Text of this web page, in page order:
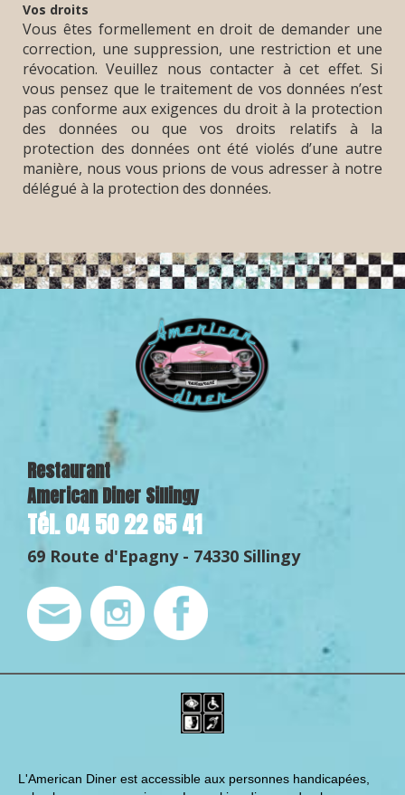
Vos droits
Vous êtes formellement en droit de demander une
correction, une suppression, une restriction et une
révocation. Veuillez nous contacter à cet effet. Si
vous pensez que le traitement de vos données n’est
pas conforme aux exigences du droit à la protection
des données ou que vos droits relatifs à la
protection des données ont été violés d’une autre
manière, nous vous prions de vous adresser à notre
délégué à la protection des données.
Restaurant
American Diner Sillingy
Tél.04 50 22 65 41
69 Route d'Epagny - 74330 Sillingy
L'American Diner est accessible aux personnes handicapées,